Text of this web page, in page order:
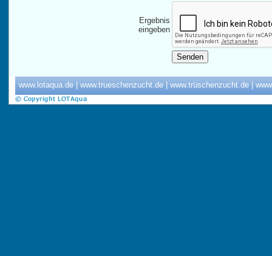
Ergebnis
eingeben
www.lotaqua.de www.trueschenzucht.de www.trüschenzucht.de